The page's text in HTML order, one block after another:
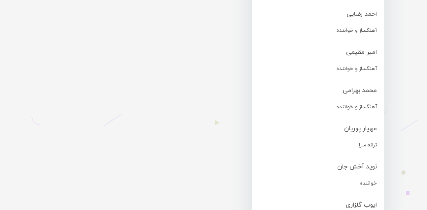
احمد رضایی
آهنگساز و خواننده
امیر مقیمی
آهنگساز و خواننده
محمد بهرامی
آهنگساز و خواننده
مهیار پوریان
ترانه سرا
نوید آخش جان
خواننده
ایوب گلزاری